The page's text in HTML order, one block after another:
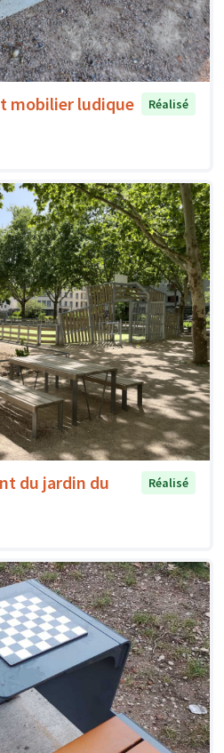
mobilier ludique
Réalisé
du jardin du
Réalisé